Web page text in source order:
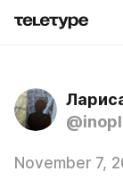
November 7,